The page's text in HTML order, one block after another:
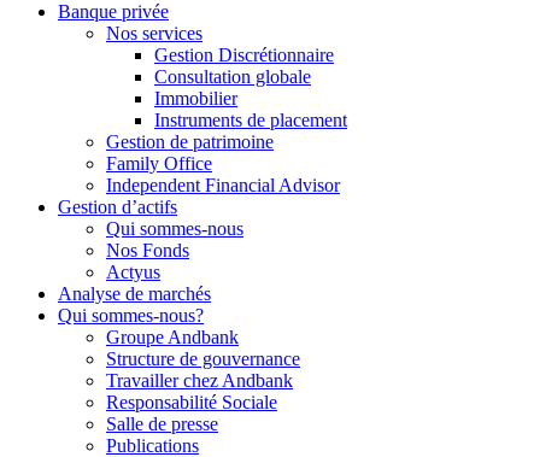
Banque privée
Nos services
Gestion Discrétionnaire
Consultation globale
Immobilier
Instruments de placement
Gestion de patrimoine
Family Office
Independent Financial Advisor
Gestion d’actifs
Qui sommes-nous
Nos Fonds
Actyus
Analyse de marchés
Qui sommes-nous?
Groupe Andbank
Structure de gouvernance
Travailler chez Andbank
Responsabilité Sociale
Salle de presse
Publications